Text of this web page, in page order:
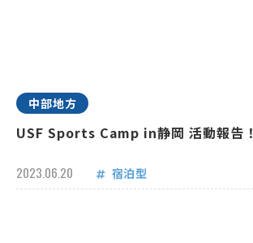
中部地方
USF Sports Camp in静岡 活動報告！
2023.06.20 宿泊型